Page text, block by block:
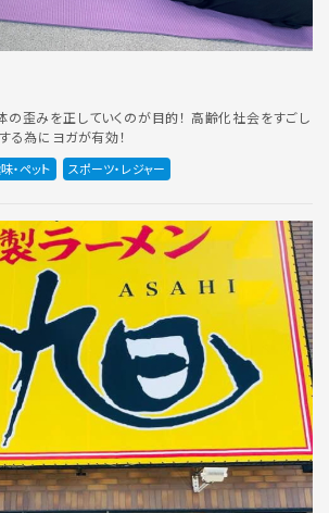
歪みを正していくのが目的！ 高齢化社会をすごし
る為にヨガが有効！
・ペット スポーツ・レジャー